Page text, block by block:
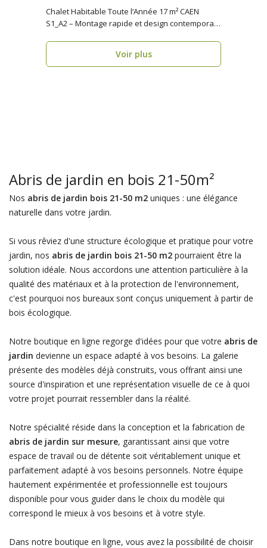
Chalet Habitable Toute l’Année 17 m² CAEN
S1_A2 – Montage rapide et design contemporain
Voir plus
Abris de jardin en bois 21-50m²
Nos abris de jardin bois 21-50 m2 uniques : une élégance
naturelle dans votre jardin.
Si vous rêviez d'une structure écologique et pratique pour votre
jardin, nos abris de jardin bois 21-50 m2pourraient être la
solution idéale. Nous accordons une attention particulière à la
qualité des matériaux et à la protection de l'environnement,
c'est pourquoi nos bureaux sont conçus uniquement à partir de
bois écologique.
Notre boutique en ligne regorge d'idées pour que votre abris de
jardin devienne un espace adapté à vos besoins. La galerie
présente des modèles déjà construits, vous offrant ainsi une
source d'inspiration et une représentation visuelle de ce à quoi
votre projet pourrait ressembler dans la réalité.
Notre spécialité réside dans la conception et la fabrication de
abris de jardin sur mesure, garantissant ainsi que votre
espace de travail ou de détente soit véritablement unique et
parfaitement adapté à vos besoins personnels. Notre équipe
hautement expérimentée et professionnelle est toujours
disponible pour vous guider dans le choix du modèle qui
correspond le mieux à vos besoins et à votre style.
Dans notre boutique en ligne, vous avez la possibilité de choisir